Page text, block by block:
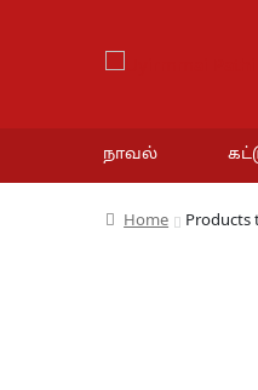
நாவல்
Home Products